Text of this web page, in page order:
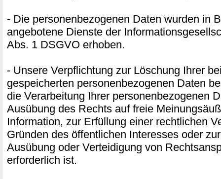
- Die personenbezogenen Daten wurden in
angebotene Dienste der
Abs. 1 DSGVO erhoben.
- Unsere Verpflichtung zur Löschung Ihrer
gespeicherten personenbezogenen Daten
die Verarbeitung Ihrer personenbezogenen
Ausübung des Rechts auf freie
Information, zur Erfüllung einer rechtlichen
Gründen des öffentlichen Interesses oder
Ausübung oder Verteidigung von
erforderlich ist.